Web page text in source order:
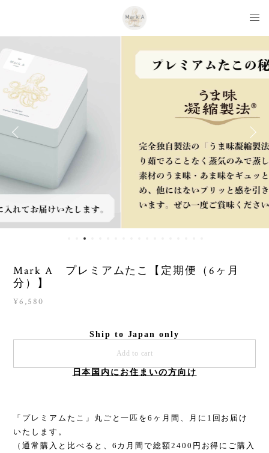
Mark A プレミアムたこ【定期便（6ヶ月
分）】
¥6,580
Ship to Japan only
Add to cart
日本国内にお住まいの方向け
「プレミアムたこ」丸ごと一匹を6ヶ月間、月に1回お届け
いたします。
（通常購入と比べると、6カ月間で総額2400円お得にご購入